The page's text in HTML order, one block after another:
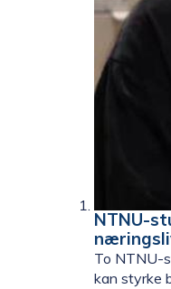
NTNU-
To NTNU-
kan styrke